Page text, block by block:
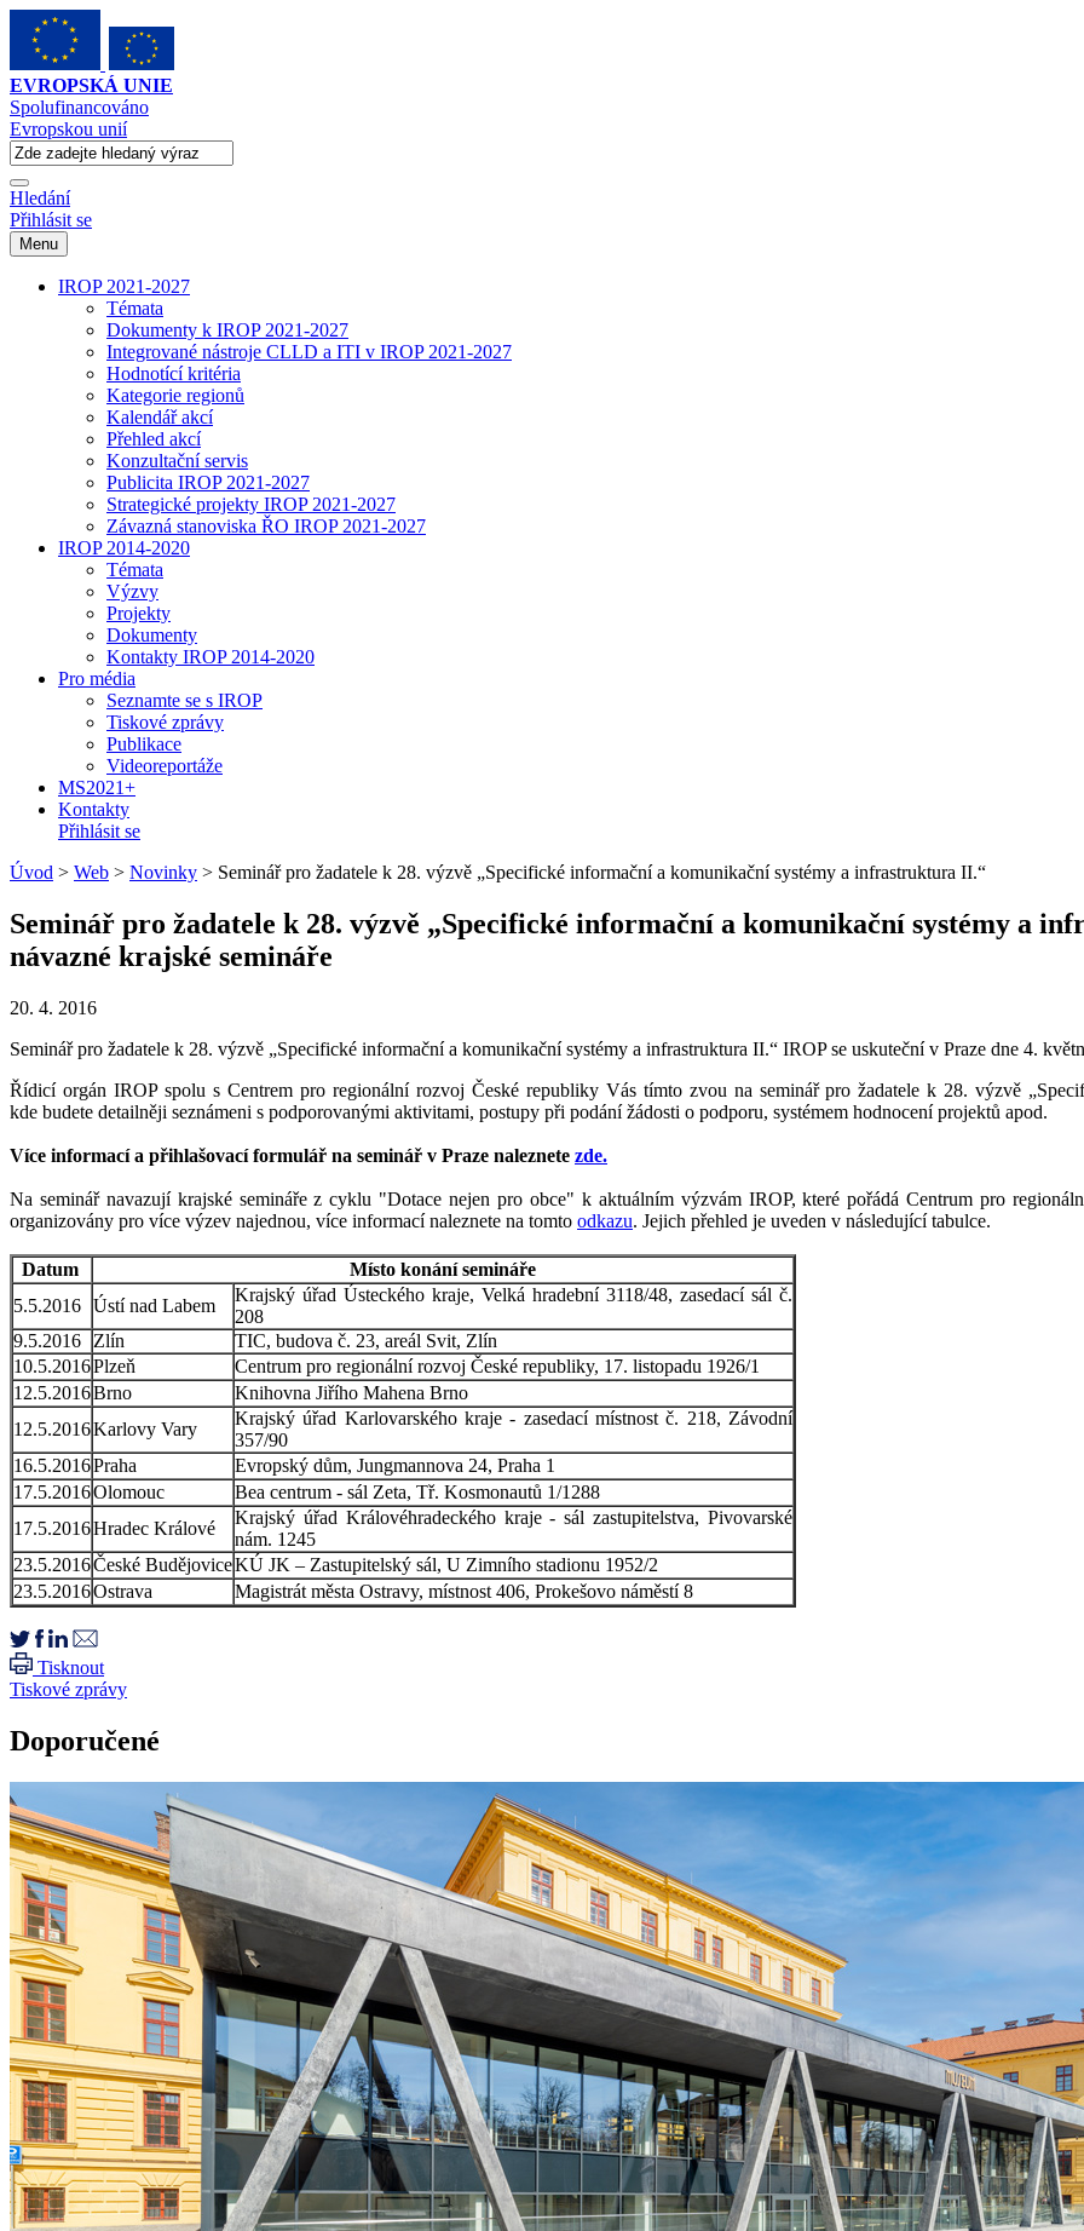
EVROPSKÁ UNIE
Spolufinancováno
Evropskou unií
Hledání
Přihlásit se
Menu
IROP 2021-2027
Témata
Dokumenty k IROP 2021-2027
Integrované nástroje CLLD a ITI v IROP 2021-2027
Hodnotící kritéria
Kategorie regionů
Kalendář akcí
Přehled akcí
Konzultační servis
Publicita IROP 2021-2027
Strategické projekty IROP 2021-2027
Závazná stanoviska ŘO IROP 2021-2027
IROP 2014-2020
Témata
Výzvy
Projekty
Dokumenty
Kontakty IROP 2014-2020
Pro média
Seznamte se s IROP
Tiskové zprávy
Publikace
Videoreportáže
MS2021+
Kontakty
Přihlásit se
Úvod > Web > Novinky > Seminář pro žadatele k 28. výzvě „Specifické informační a komunikační systémy a infrastruktura II.“
Seminář pro žadatele k 28. výzvě „Specifické informační a komunikační systémy a
návazné krajské semináře
20. 4. 2016
Seminář pro žadatele k 28. výzvě „Specifické informační a komunikační systémy a infrastruktura II.“ IROP se uskuteční v Praze dne 4.
Řídicí orgán IROP spolu s Centrem pro regionální rozvoj České republiky Vás tímto zvou na seminář pro žadatele k 28. výzvě
kde budete detailněji seznámeni s podporovanými aktivitami, postupy při podání žádosti o podporu, systémem hodnocení projektů apod.
Více informací a přihlašovací formulář na seminář v Praze naleznete zde.
Na seminář navazují krajské semináře z cyklu "Dotace nejen pro obce" k aktuálním výzvám IROP, které pořádá Centrum pro
organizovány pro více výzev najednou, více informací naleznete na tomto odkazu. Jejich přehled je uveden v následující tabulce.
Datum
Místo konání semináře
5.5.2016 Ústí nad Labem
Krajský úřad Ústeckého kraje, Velká hradební 3118/48, zasedací sál č.
208
9.5.2016
Zlín
TIC, budova č. 23, areál Svit, Zlín
10.5.2016Plzeň
Centrum pro regionální rozvoj České republiky, 17. listopadu 1926/1
12.5.2016Brno
Knihovna Jiřího Mahena Brno
12.5.2016Karlovy Vary
Krajský úřad Karlovarského kraje - zasedací místnost č. 218, Závodní
357/90
16.5.2016Praha
Evropský dům, Jungmannova 24, Praha 1
17.5.2016Olomouc
Bea centrum - sál Zeta, Tř. Kosmonautů 1/1288
17.5.2016Hradec Králové
Krajský úřad Královéhradeckého kraje - sál zastupitelstva, Pivovarské
nám. 1245
23.5.2016České BudějoviceKÚ JK – Zastupitelský sál, U Zimního stadionu 1952/2
23.5.2016Ostrava Magistrát města Ostravy, místnost 406, Prokešovo náměstí 8
Tisknout
Tiskové zprávy
Doporučené